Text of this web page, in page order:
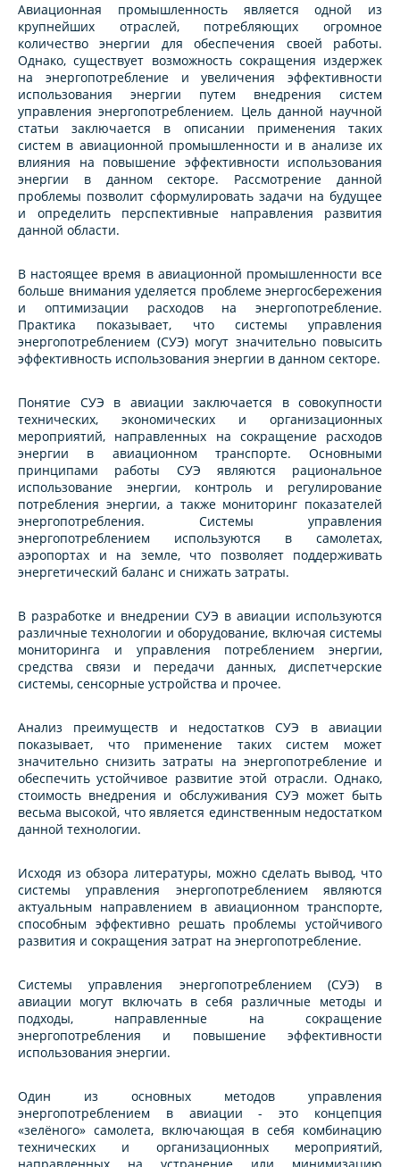
Авиационная промышленность является одной из
крупнейших отраслей, потребляющих огромное
количество энергии для обеспечения своей работы.
Однако, существует возможность сокращения издержек
на энергопотребление и увеличения эффективности
использования энергии путем внедрения систем
управления энергопотреблением. Цель данной научной
статьи заключается в описании применения таких
систем в авиационной промышленности и в анализе их
влияния на повышение эффективности использования
энергии в данном секторе. Рассмотрение данной
проблемы позволит сформулировать задачи на будущее
и определить перспективные направления развития
данной области.
В настоящее время в авиационной промышленности все
больше внимания уделяется проблеме энергосбережения
и оптимизации расходов на энергопотребление.
Практика показывает, что системы управления
энергопотреблением (СУЭ) могут значительно повысить
эффективность использования энергии в данном секторе.
Понятие СУЭ в авиации заключается в совокупности
технических, экономических и организационных
мероприятий, направленных на сокращение расходов
энергии в авиационном транспорте. Основными
принципами работы СУЭ являются рациональное
использование энергии, контроль и регулирование
потребления энергии, а также мониторинг показателей
энергопотребления. Системы управления
энергопотреблением используются в самолетах,
аэропортах и на земле, что позволяет поддерживать
энергетический баланс и снижать затраты.
В разработке и внедрении СУЭ в авиации используются
различные технологии и оборудование, включая системы
мониторинга и управления потреблением энергии,
средства связи и передачи данных, диспетчерские
системы, сенсорные устройства и прочее.
Анализ преимуществ и недостатков СУЭ в авиации
показывает, что применение таких систем может
значительно снизить затраты на энергопотребление и
обеспечить устойчивое развитие этой отрасли. Однако,
стоимость внедрения и обслуживания СУЭ может быть
весьма высокой, что является единственным недостатком
данной технологии.
Исходя из обзора литературы, можно сделать вывод, что
системы управления энергопотреблением являются
актуальным направлением в авиационном транспорте,
способным эффективно решать проблемы устойчивого
развития и сокращения затрат на энергопотребление.
Системы управления энергопотреблением (СУЭ) в
авиации могут включать в себя различные методы и
подходы, направленные на сокращение
энергопотребления и повышение эффективности
использования энергии.
Один из основных методов управления
энергопотреблением в авиации - это концепция
«зелёного» самолета, включающая в себя комбинацию
технических и организационных мероприятий,